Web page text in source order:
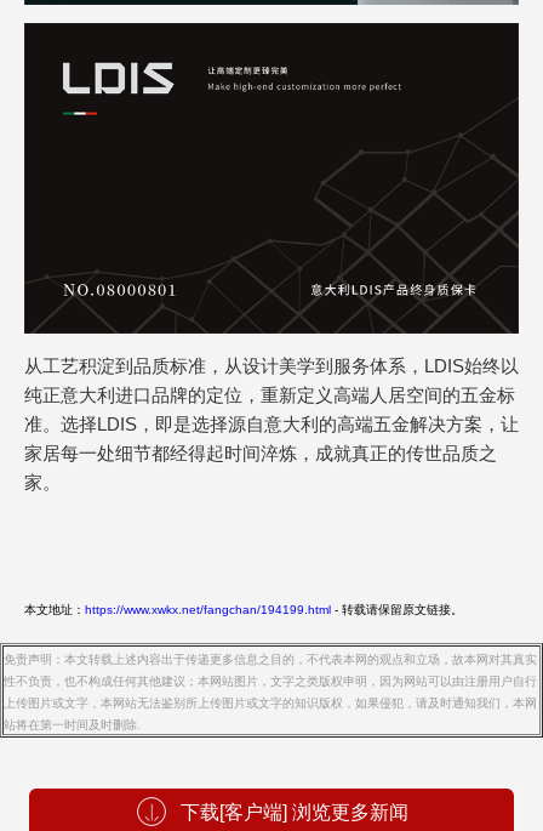
从工艺积淀到品质标准，从设计美学到服务体系，LDIS始终以
纯正意大利进口品牌的定位，重新定义高端人居空间的五金标
准。选择LDIS，即是选择源自意大利的高端五金解决方案，让
家居每一处细节都经得起时间淬炼，成就真正的传世品质之
家。
本文地址： https://www.xwkx.net/fangchan/194199.html - 转载请保留原文链接。
免责声明：本文转载上述内容出于传递更多信息之目的，不代表本网的观点和立场，故本网对其真实
性不负责，也不构成任何其他建议；本网站图片，文字之类版权申明，因为网站可以由注册用户自行
上传图片或文字，本网站无法鉴别所上传图片或文字的知识版权，如果侵犯，请及时通知我们，本网
站将在第一时间及时删除.
下载[客户端] 浏览更多新闻